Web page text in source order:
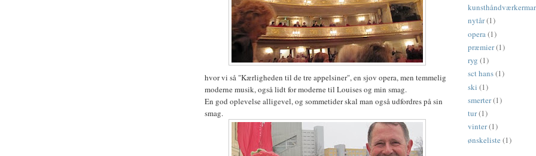
hvor vi så "Kærligheden til de tre appelsiner", en sjov opera, men temmelig
moderne musik, også lidt for moderne til Louises og min smag.
En god oplevelse alligevel, og sommetider skal man også udfordres på sin
smag.
nytår(1)
opera(1)
præmier(1)
ryg (1)
sct hans(1)
ski (1)
smerter(1)
tur(1)
vinter(1)
ønskeliste (1)